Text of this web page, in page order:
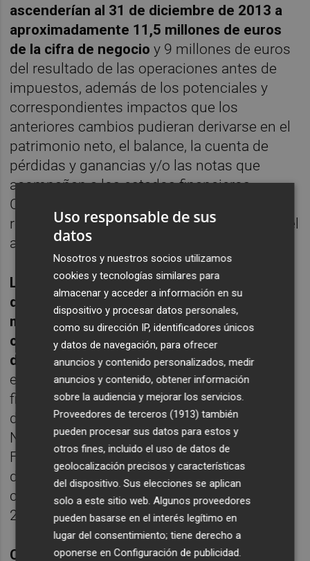
ascenderían al 31 de diciembre de 2013 a
aproximadamente 11,5 millones de euros
de la cifra de negocio y 9 millones de euros
del resultado de las operaciones antes de
impuestos, además de los potenciales y
correspondientes impactos que los
anteriores cambios pudieran derivarse en el
patrimonio neto, el balance, la cuenta de
pérdidas y ganancias y/o las notas que
acompañan a los estados financieros.
Carbures ha destacado que no se han
realizado ventas a estas entidades durante el
año 2014.
La firma ha señalado que el auditor ha
detectado estas incertidumbres en el
marco de los trabajos que está llevando a
cabo en su proceso de salida a las Bolsas
de Valores.En concreto, Carbures ha
encargado a PwC la auditoría de los estados
financieros consolidados al 31 de diciembre
de 2013 y 2012, que serán formulados bajo
Normas Internacionales de Información
Financiera (NIIF) y la revisión de
determinada información financiera
consolidada intermedia a 30 de junio de
2014, como es habitual en estos procesos.
Carbures comunicó anoche al MAB la
Uso responsable de sus
datos
Nosotros y nuestros socios utilizamos
cookies y tecnologías similares para
almacenar y acceder a información en su
dispositivo y procesar datos personales,
como su dirección IP, identificadores únicos
y datos de navegación, para ofrecer
anuncios y contenido personalizados, medir
anuncios y contenido, obtener información
sobre la audiencia y mejorar los servicios.
Proveedores de terceros (1913) también
pueden procesar sus datos para estos y
otros fines, incluido el uso de datos de
geolocalización precisos y características
del dispositivo. Sus elecciones se aplican
solo a este sitio web. Algunos proveedores
pueden basarse en el interés legítimo en
lugar del consentimiento; tiene derecho a
oponerse enConfiguración de publicidad